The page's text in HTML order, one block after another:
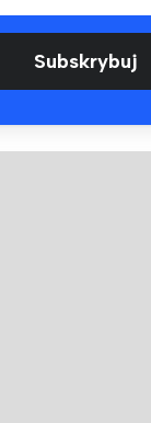
Subskrybuj